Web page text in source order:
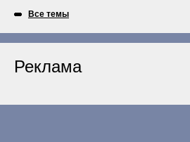
Все темы
Реклама